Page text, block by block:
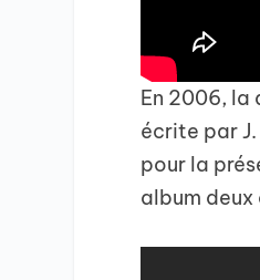
En 2006,
écrite par
pour la
album